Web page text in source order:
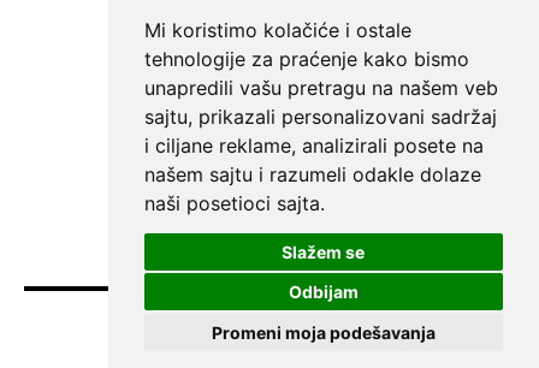
Mi koristimo kolačiće i ostale
tehnologije za praćenje kako bismo
unapredili vašu pretragu na našem veb
sajtu, prikazali personalizovani sadržaj
i ciljane reklame, analizirali posete na
našem sajtu i razumeli odakle dolaze
naši posetioci sajta.
Slažem se
Odbijam
Promeni moja podešavanja